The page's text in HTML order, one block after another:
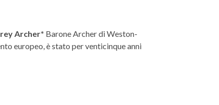
Archer* Barone Archer di Weston-
europeo, è stato per venticinque anni